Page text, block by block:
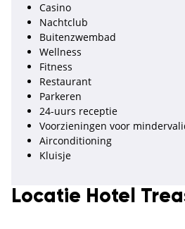
Casino
Nachtclub
Buitenzwembad
Wellness
Fitness
Restaurant
Parkeren
24-uurs receptie
Voorzieningen voor
Airconditioning
Kluisje
Locatie Hotel